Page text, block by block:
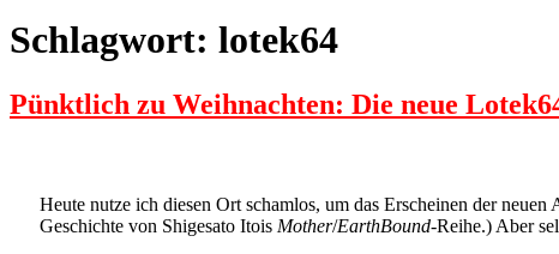
Schlagwort: lotek64
Pünktlich zu Weihnachten: Die neue
Heute nutze ich diesen Ort schamlos, um das Erscheinen der neuen
Geschichte von Shigesato Itois Mother/EarthBound-Reihe.) Aber